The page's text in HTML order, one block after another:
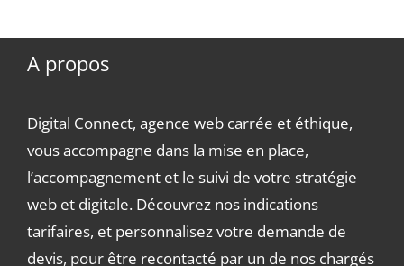
A propos
Digital Connect, agence web carrée et éthique,
vous accompagne dans la mise en place,
l’accompagnement et le suivi de votre stratégie
web et digitale. Découvrez nos indications
tarifaires, et personnalisez votre demande de
devis, pour être recontacté par un de nos chargés